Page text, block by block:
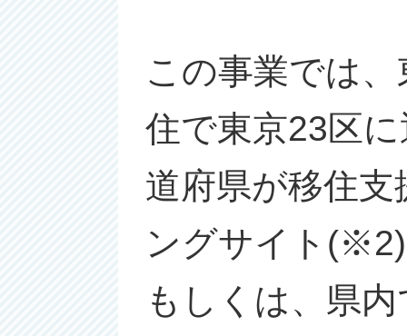
この事業では
住で東京23区
道府県が移住
ングサイト
もしくは、県